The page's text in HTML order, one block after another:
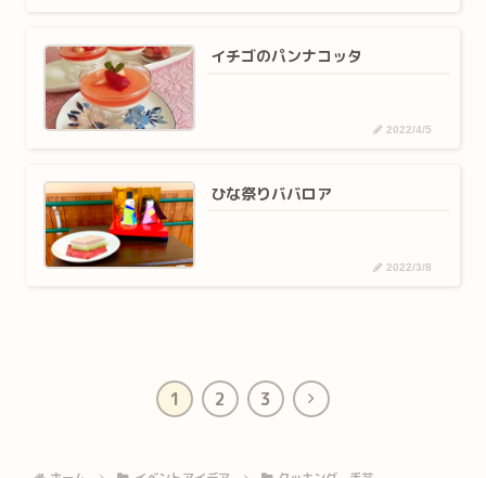
イチゴのパンナコッタ
2022/4/5
ひな祭りババロア
2022/3/8
1 2 3
次